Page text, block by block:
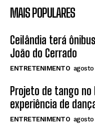
MAIS POPULARES
Ceilândia terá
João do Cerrado
ENTRETENIMENTO agosto
Projeto de tango no
experiência de
ENTRETENIMENTO agosto